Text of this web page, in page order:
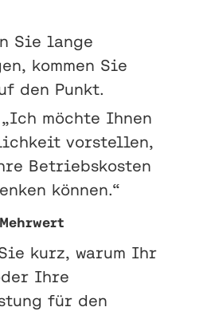
Sie lange
kommen Sie
den Punkt.
möchte Ihnen
vorstellen,
Betriebskosten
können.“
kurz, warum Ihr
Ihre
für den